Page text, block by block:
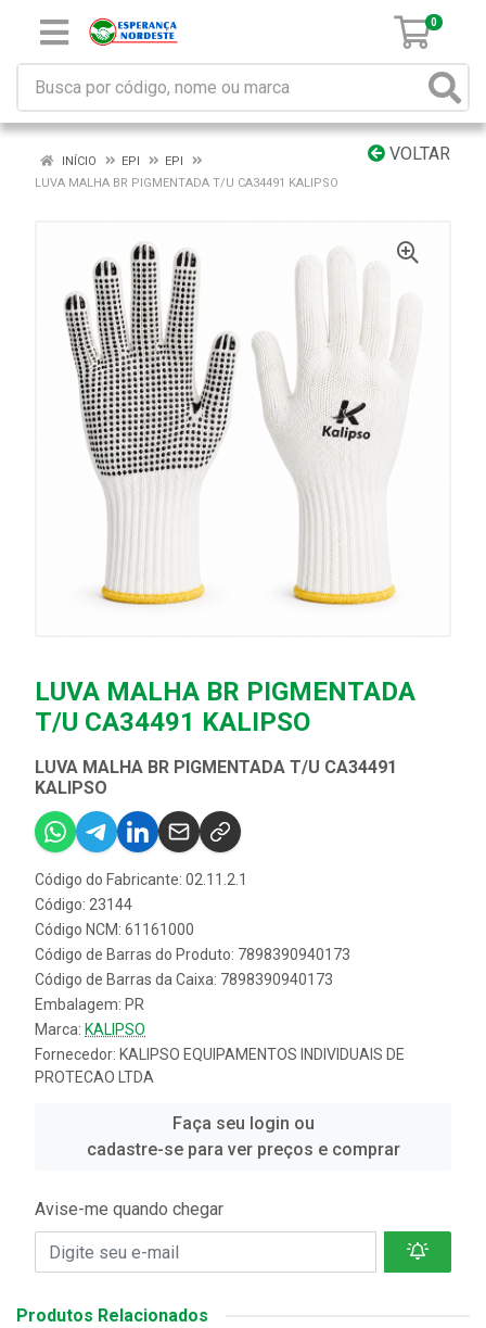
0
VOLTAR
INÍCIO EPI
EPI
LUVA MALHA BR PIGMENTADA T/U CA34491 KALIPSO
LUVA MALHA BR PIGMENTADA
T/U CA34491 KALIPSO
LUVA MALHA BR PIGMENTADA T/U CA34491
KALIPSO
Código do Fabricante: 02.11.2.1
Código: 23144
Código NCM: 61161000
Código de Barras do Produto: 7898390940173
Código de Barras da Caixa: 7898390940173
Embalagem: PR
Marca: KALIPSO
Fornecedor: KALIPSO EQUIPAMENTOS INDIVIDUAIS DE
PROTECAO LTDA
Faça seu login ou
cadastre-se para ver preços e comprar
Avise-me quando chegar
Produtos Relacionados